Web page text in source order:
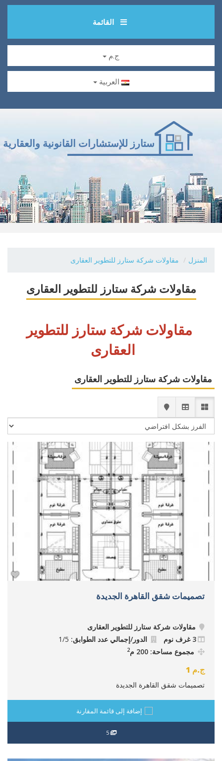
القائمة
ج.م
العربية
ستارز للإستشارات القانونية والعقارية
المنزل مقاولات شركة ستارز للتطوير العقارى
مقاولات شركة ستارز للتطوير العقارى
مقاولات شركة ستارز للتطوير
العقارى
مقاولات شركة ستارز للتطوير العقارى
تصميمات شقق القاهرة الجديدة
مقاولات شركة ستارز للتطوير العقارى
3 غرف نوم
الدور/إجمالي عدد الطوابق: 1/5
مجموع مساحة: 200 م
2
ج.م 1
تصميمات شقق القاهرة الجديدة
إضافة إلى قائمة المقارنة
5